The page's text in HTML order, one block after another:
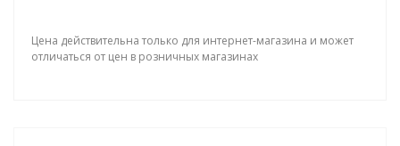
Цена действительна только для интернет-магазина и может
отличаться от цен в розничных магазинах